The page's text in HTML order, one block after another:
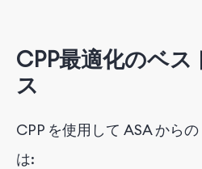
CPP最適化のベス
ス
CPP を使用して ASA から
は: